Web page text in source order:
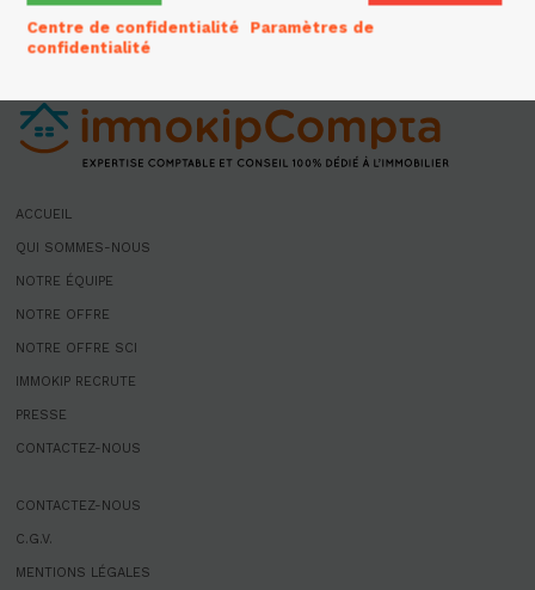
ACCUEIL
QUI SOMMES-NOUS
NOTRE ÉQUIPE
NOTRE OFFRE
NOTRE OFFRE SCI
IMMOKIP RECRUTE
PRESSE
CONTACTEZ-NOUS
CONTACTEZ-NOUS
C.G.V.
MENTIONS LÉGALES
Centre de confidentialité
Paramètres de
confidentialité